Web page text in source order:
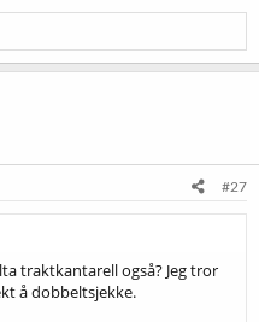
#27
traktkantarell også? Jeg tror
å dobbeltsjekke.